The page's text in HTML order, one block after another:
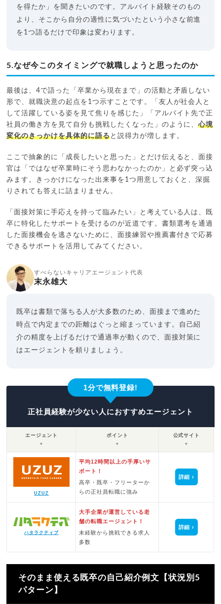
を得たか」を聞きたいのです。アルバイト経験そのもの
より、そこから自分の適性に気づいたという小さな前進
を1つ語るだけで印象は変わります。
5.なぜ今このタイミングで就職しようと思ったのか
最後は、4で語った「卒業から現在まで」の活動と矛盾しない
形で、就職決意の起点を1つ示すことです。「友人が社会人と
して活躍している姿を見て焦りを感じた」「アルバイト先で正
社員の働き方を見て自分も挑戦したくなった」のように、心境
変化のきっかけを具体的に語ると説得力が増します。
ここで抽象的に「成長したいと思った」とだけ伝えると、面接
官は「ではなぜ卒業時にそう思わなかったのか」と必ず突っ込
みます。きっかけになった出来事を1つ用意しておくと、深掘
りされても答えに詰まりません。
「面接対策に手応えを持って臨みたい」と考えている人は、既
卒に特化したサポートを受けるのが近道です。書類選考を通過
した面接機会を逃さないために、面接練習や推薦書付きで応募
できるサポートを活用してみてください。
すべらないキャリアエージェント代表
末永雄大
既卒は書類で落ちる人が大多数のため、面接まで進めた
時点で内定までの距離はぐっと縮まっています。自己紹
介の精度を上げるだけで通過率が動くので、面接対策に
はエージェントを頼りましょう。
1分で無料登録!
正社員経験が少ない人におすすめエージェント
エージェント
▼
ポイント
▼
公式サイト
▼
UZUZ
平均12時間以上の手厚いサ
ポート！
高卒・既卒・フリーターか
らの正社員転職に強み
詳細
ハタラクティブ
大手企業が運営している老
舗の転職エージェント！
未経験から挑戦できる求人
多数
詳細
そのまま使える既卒の自己紹介例文【状況別5
パターン】